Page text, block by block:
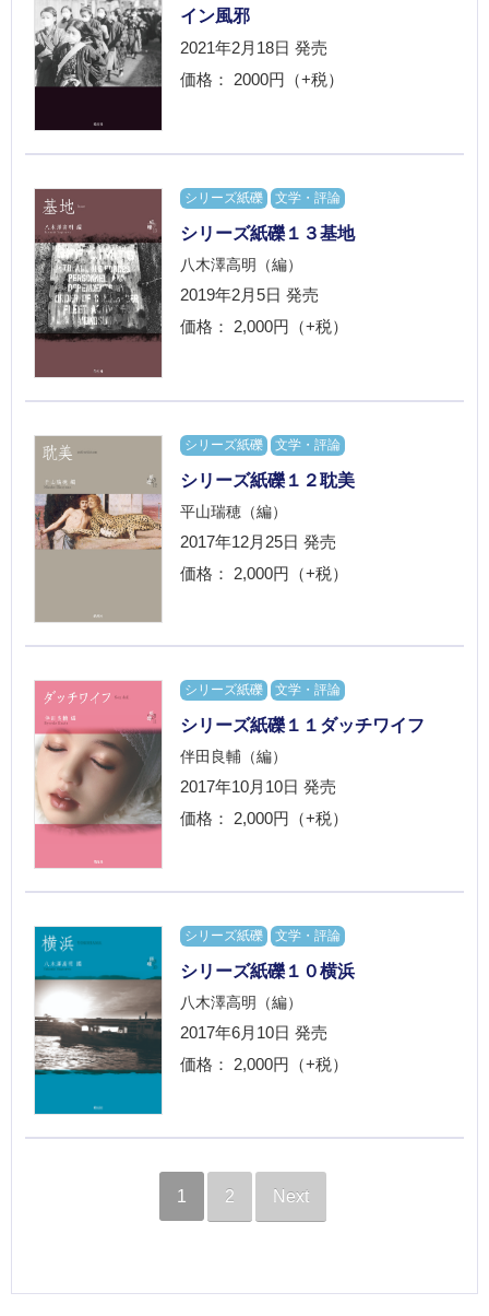
イン風邪
2021年2月18日 発売
価格： 2000円（+税）
シリーズ紙礫 文学・評論
シリーズ紙礫１３基地
八木澤高明（編）
2019年2月5日 発売
価格： 2,000円（+税）
シリーズ紙礫 文学・評論
シリーズ紙礫１２耽美
平山瑞穂（編）
2017年12月25日 発売
価格： 2,000円（+税）
シリーズ紙礫 文学・評論
シリーズ紙礫１１ダッチワイフ
伴田良輔（編）
2017年10月10日 発売
価格： 2,000円（+税）
シリーズ紙礫 文学・評論
シリーズ紙礫１０横浜
八木澤高明（編）
2017年6月10日 発売
価格： 2,000円（+税）
1 2 Next